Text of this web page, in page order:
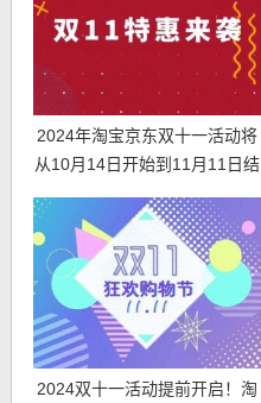
2024年淘宝京东双十一活动将
从10月14日开始到11月11日结
2024双十一活动提前开启！淘